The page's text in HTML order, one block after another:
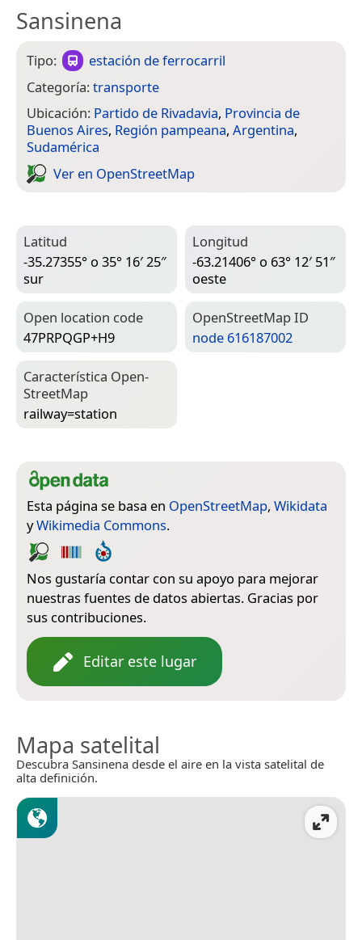
Sansinena
Tipo:
estación de ferrocarril
Categoría:transporte
Ubicación: Partido de Rivadavia, Provincia de
Buenos Aires, Región pampeana, Argentina,
Sudamérica
Ver en Open­Street­Map
Latitud
-35.27355° o 35° 16′ 25″
sur
Longitud
-63.21406° o 63° 12′ 51″
oeste
Open location code
47PRPQGP+H9
Open­Street­Map ID
node 616187002
Característica Open­
Street­Map
railway=­station
Esta página se basa en OpenStreetMap, Wikidata
yWikimedia Commons.
Nos gustaría contar con su apoyo para mejorar
nuestras fuentes de datos abiertas. Gracias por
sus contribuciones.
Editar este lugar
Mapa satelital
Descubra Sansinena desde el aire en la vista satelital de
alta definición.